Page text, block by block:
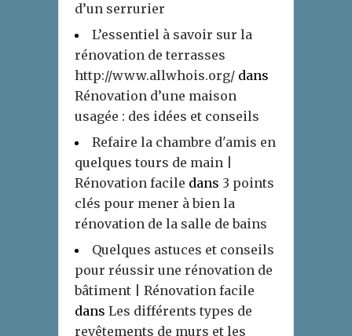
d’un serrurier
L’essentiel à savoir sur la
rénovation de terrasses
http://www.allwhois.org/ dans
Rénovation d’une maison
usagée : des idées et conseils
Refaire la chambre d'amis en
quelques tours de main |
Rénovation facile dans 3 points
clés pour mener à bien la
rénovation de la salle de bains
Quelques astuces et conseils
pour réussir une rénovation de
bâtiment | Rénovation facile
dans Les différents types de
revêtements de murs et les